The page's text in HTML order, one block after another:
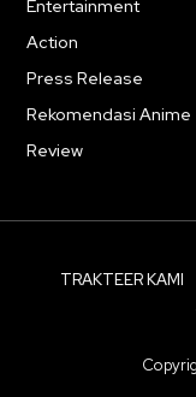
Entertainment
Action
Press Release
Rekomendasi Anime
Review
TRAKTEER KAMI